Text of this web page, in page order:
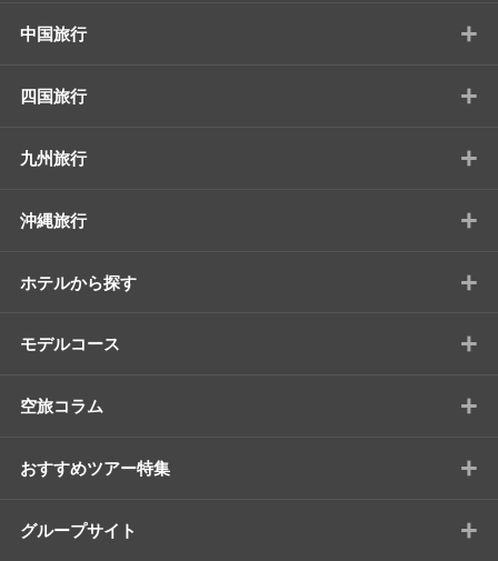
中国旅行 +
四国旅行 +
九州旅行 +
沖縄旅行 +
ホテルから探す +
モデルコース +
空旅コラム +
おすすめツアー特集 +
グループサイト +